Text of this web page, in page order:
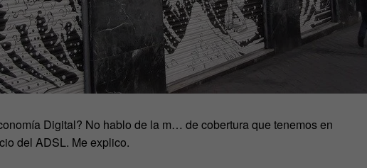
Digital? No hablo de la m… de cobertura que tenemos en
del ADSL. Me explico.